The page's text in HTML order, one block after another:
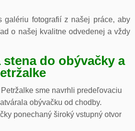
galériu fotografií z našej práce, aby
o našej kvalitne odvedenej a vždy
do obývačky a
sme navrhli predeľovaciu
obývačku od chodby.
ponechaný široký vstupný otvor